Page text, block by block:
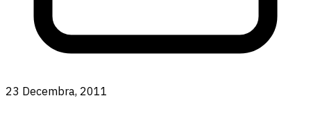
23 Decembra, 2011